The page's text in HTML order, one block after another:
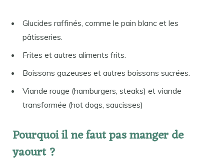
Glucides raffinés, comme le pain blanc et les
pâtisseries.
Frites et autres aliments frits.
Boissons gazeuses et autres boissons sucrées.
Viande rouge (hamburgers, steaks) et viande
transformée (hot dogs, saucisses)
Pourquoi il ne faut pas manger de
yaourt ?